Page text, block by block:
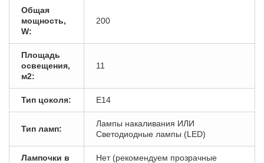
Общая
мощность,
W:
200
Площадь
освещения,
м2:
11
Тип цоколя: E14
Тип ламп:
Лампы накаливания ИЛИ
Светодиодные лампы (LED)
Лампочки в
Нет (рекомендуем прозрачные